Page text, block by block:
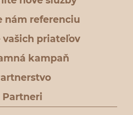
nám referenciu
vašich priateľov
kampaň
Partneri